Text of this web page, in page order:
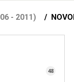
- 2011)
48